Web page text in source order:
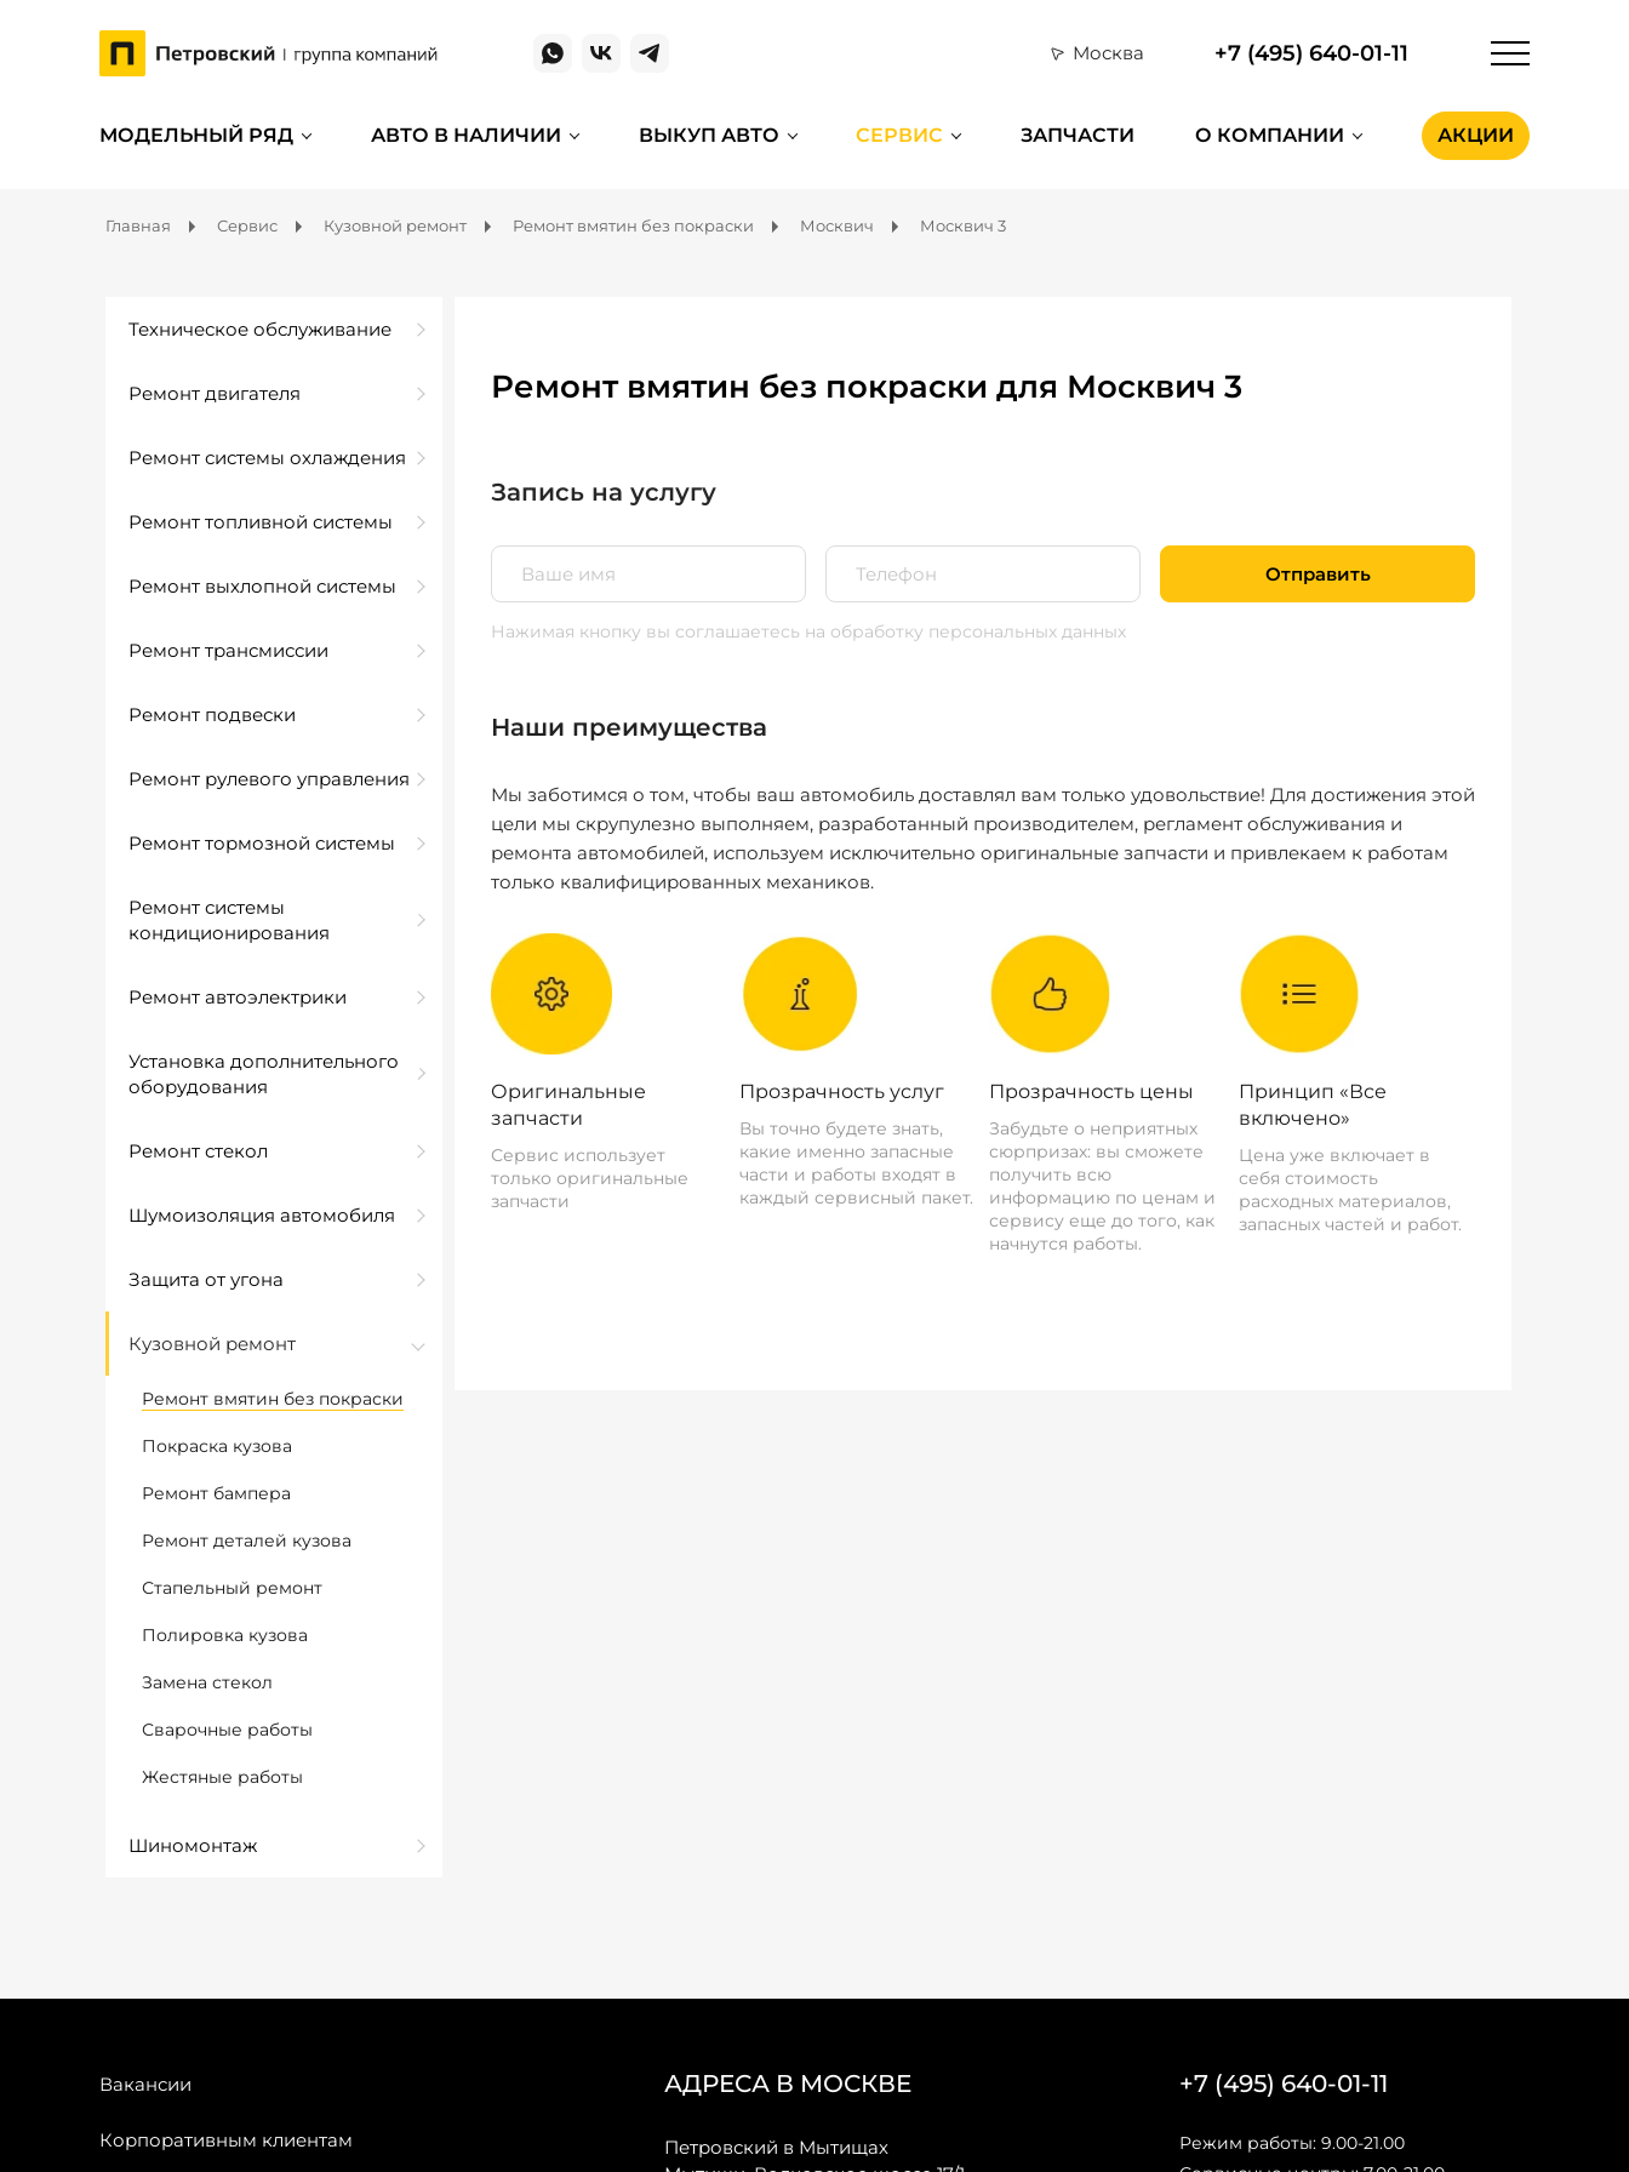
Москва +7 (495) 640-01-11
МОДЕЛЬНЫЙ РЯД АВТО В НАЛИЧИИ ВЫКУП АВТО СЕРВИС ЗАПЧАСТИ О КОМПАНИИ АКЦИИ
Главная Сервис Кузовной ремонт Ремонт вмятин без покраски Москвич Москвич 3
Техническое обслуживание
Ремонт двигателя
Ремонт системы охлаждения
Ремонт топливной системы
Ремонт выхлопной системы
Ремонт трансмиссии
Ремонт подвески
Ремонт рулевого управления
Ремонт тормозной системы
Ремонт системы
кондиционирования
Ремонт автоэлектрики
Установка дополнительного
оборудования
Ремонт стекол
Шумоизоляция автомобиля
Защита от угона
Кузовной ремонт
Ремонт вмятин без покраски
Покраска кузова
Ремонт бампера
Ремонт деталей кузова
Стапельный ремонт
Полировка кузова
Замена стекол
Сварочные работы
Жестяные работы
Шиномонтаж
Ремонт вмятин без покраски для Москвич 3
Запись на услугу
Отправить
Нажимая кнопку вы соглашаетесь на обработку персональных данных
Наши преимущества
Мы заботимся о том, чтобы ваш автомобиль доставлял вам только удовольствие! Для достижения этой
цели мы скрупулезно выполняем, разработанный производителем, регламент обслуживания и
ремонта автомобилей, используем исключительно оригинальные запчасти и привлекаем к работам
только квалифицированных механиков.
Оригинальные
запчасти
Сервис использует
только оригинальные
запчасти
Прозрачность услуг
Вы точно будете знать,
какие именно запасные
части и работы входят в
каждый сервисный пакет.
Прозрачность цены
Забудьте о неприятных
сюрпризах: вы сможете
получить всю
информацию по ценам и
сервису еще до того, как
начнутся работы.
Принцип «Все
включено»
Цена уже включает в
себя стоимость
расходных материалов,
запасных частей и работ.
Вакансии
Корпоративным клиентам
АДРЕСА В МОСКВЕ
Петровский в Мытищах
+7 (495) 640-01-11
Режим работы: 9.00-21.00